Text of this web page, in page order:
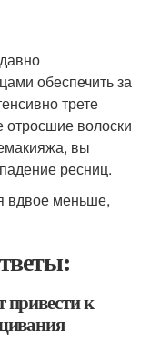
обеспечить за
трете
отросшие волоски
вы
ресниц.
вдвое меньше,
к